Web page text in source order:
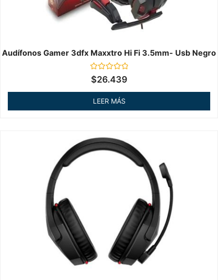
Audífonos Gamer 3dfx Maxxtro Hi Fi 3.5mm- Usb Negro
Valorado
en
de
$26.439
LEER MÁS